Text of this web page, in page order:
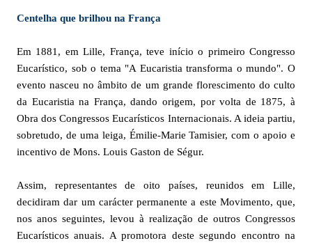
Centelha que brilhou na França
Em 1881, em Lille, França, teve início o primeiro Congresso
Eucarístico, sob o tema "A Eucaristia transforma o mundo". O
evento nasceu no âmbito de um grande florescimento do culto
da Eucaristia na França, dando origem, por volta de 1875, à
Obra dos Congressos Eucarísticos Internacionais. A ideia partiu,
sobretudo, de uma leiga, Émilie-Marie Tamisier, com o apoio e
incentivo de Mons. Louis Gaston de Ségur.
Assim, representantes de oito países, reunidos em Lille,
decidiram dar um carácter permanente a este Movimento, que,
nos anos seguintes, levou à realização de outros Congressos
Eucarísticos anuais. A promotora deste segundo encontro na